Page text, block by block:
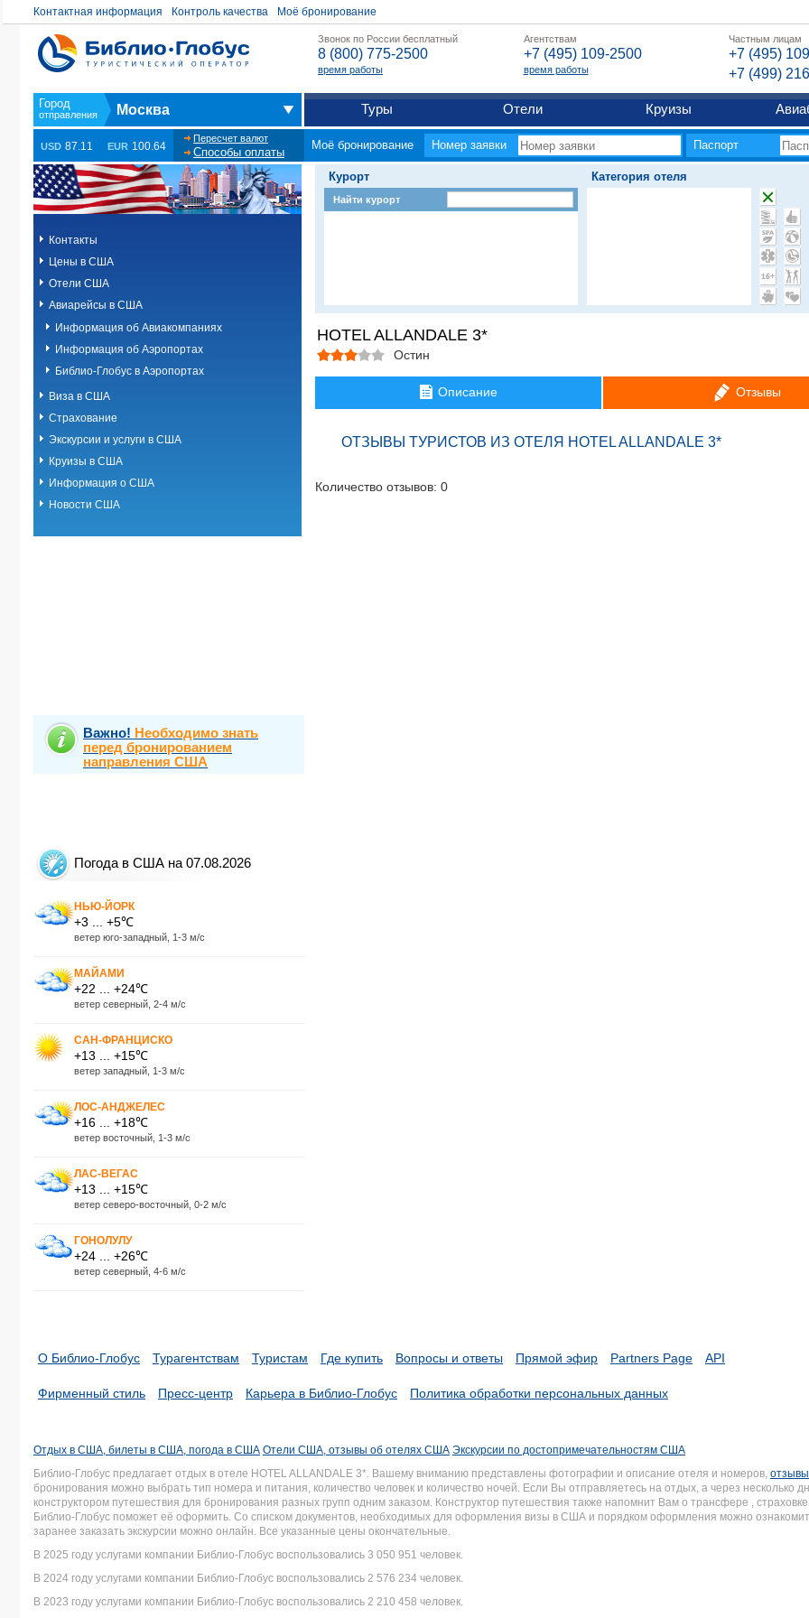
Контактная информация Контроль качества Моё бронирование
Звонок по России бесплатный
8 (800) 775-2500
время работы
Агентствам
+7 (495) 109-2500
время работы
Частным лицам
+7 (495)
+7 (499)
Москва Туры Отели Круизы
USD 87.11 EUR 100.64
Пересчет валют
Способы оплаты
Моё бронирование Номер заявки Паспорт
Контакты
Цены в США
Отели США
Авиарейсы в США
Информация об Авиакомпаниях
Информация об Аэропортах
Библио-Глобус в Аэропортах
Виза в США
Страхование
Экскурсии и услуги в США
Круизы в США
Информация о США
Новости США
Важно! Необходимо знать
перед бронированием
направления США
Погода в США на 07.08.2026
НЬЮ-ЙОРК
+3 ... +5℃
ветер юго-западный, 1-3 м/с
МАЙАМИ
+22 ... +24℃
ветер северный, 2-4 м/с
САН-ФРАНЦИСКО
+13 ... +15℃
ветер западный, 1-3 м/с
ЛОС-АНДЖЕЛЕС
+16 ... +18℃
ветер восточный, 1-3 м/с
ЛАС-ВЕГАС
+13 ... +15℃
ветер северо-восточный, 0-2 м/с
ГОНОЛУЛУ
+24 ... +26℃
ветер северный, 4-6 м/с
Курорт
Найти курорт
Категория отеля
HOTEL ALLANDALE 3*
Остин
Описание Отзывы
ОТЗЫВЫ ТУРИСТОВ ИЗ ОТЕЛЯ HOTEL ALLANDALE 3*
Количество отзывов: 0
О Библио-Глобус Турагентствам Туристам Где купить Вопросы и ответы Прямой эфир Partners Page API
Фирменный стиль Пресс-центр Карьера в Библио-Глобус Политика обработки персональных данных
Отдых в США, билеты в США, погода в США Отели США, отзывы об отелях США Экскурсии по достопримечательностям США
Библио-Глобус предлагает отдых в отеле HOTEL ALLANDALE 3*. Вашему вниманию представлены фотографии и описание отеля и номеров, отзывы
бронирования можно выбрать тип номера и питания, количество человек и количество ночей. Если Вы отправляетесь на отдых, а через
конструктором путешествия для бронирования разных групп одним заказом. Конструктор путешествия также напомнит Вам о трансфере ,
Библио-Глобус поможет её оформить. Со списком документов, необходимых для оформления визы в США и порядком оформления можно
заранее заказать экскурсии можно онлайн. Все указанные цены окончательные.
В 2025 году услугами компании Библио-Глобус воспользовались 3 050 951 человек.
В 2024 году услугами компании Библио-Глобус воспользовались 2 576 234 человек.
В 2023 году услугами компании Библио-Глобус воспользовались 2 210 458 человек.